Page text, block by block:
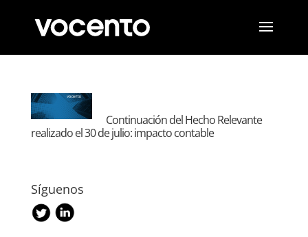
Continuación del Hecho Relevante
realizado el 30 de julio: impacto contable
Síguenos